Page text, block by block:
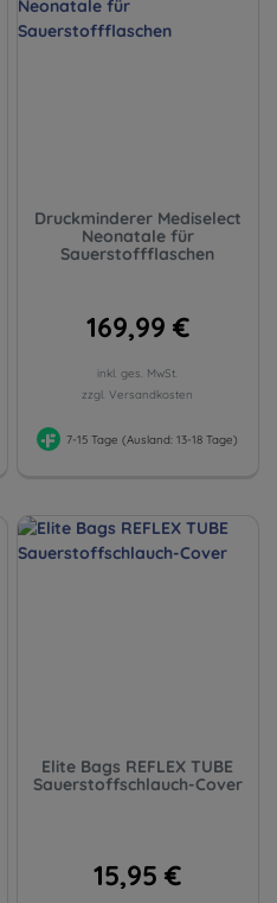
Druckminderer Mediselect
Neonatale für
Sauerstoffflaschen
169,99 €
inkl. ges. MwSt.
zzgl. Versandkosten
7-15 Tage (Ausland: 13-18 Tage)
Elite Bags REFLEX TUBE
Sauerstoffschlauch-Cover
15,95 €